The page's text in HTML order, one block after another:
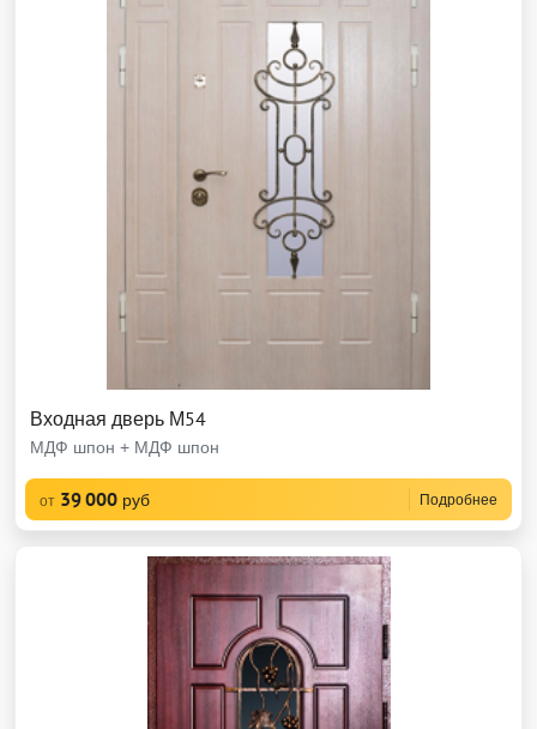
Входная дверь М54
МДФ шпон + МДФ шпон
от 39 000 руб Подробнее